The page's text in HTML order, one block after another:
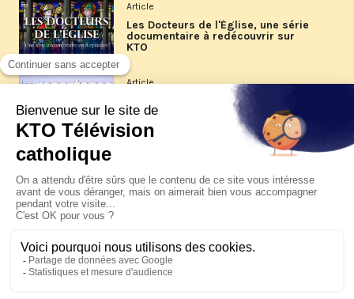
Article
Les Docteurs de l'Église, une série
documentaire à redécouvrir sur
KTO
Article
Les reportages d'été 2026 de KTO
La visite pastorale du pape Léon
XIV à Assise à suivre sur KTO le
jeudi 6 août
Le pape en Uruguay, Argentine et
Pérou du 6 au 17 novembre 2026